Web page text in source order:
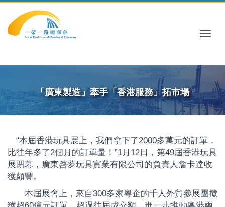
.modal-dialog .modal-content
「廣東製造」牽手「香港服務」拓市場
“本屆香港玩具展上，我們拿下了2000多萬元的訂單，
比往年多了2個月的訂單量！”1月12日，第49屆香港玩具
展閉幕，廣東啓夢玩具實業有限公司的負責人詹卡達收
獲頗豐。
本屆展會上，來自300多家粵企的千人外貿參展團攬